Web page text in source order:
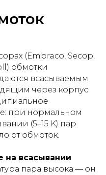
(Embraco, Secop,
обмотки
всасываемым
через корпус
при нормальном
(5–15 K) пар
от обмоток.
на всасывании
пара высока — он